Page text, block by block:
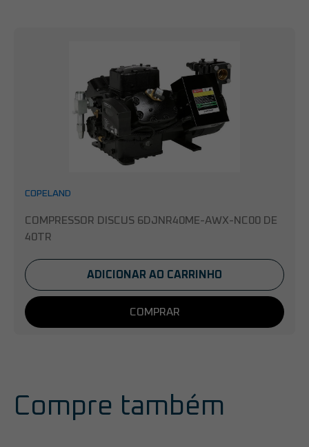
COPELAND
COMPRESSOR DISCUS 6DJNR40ME-AWX-NC00 DE
40TR
ADICIONAR AO CARRINHO
COMPRAR
Compre também